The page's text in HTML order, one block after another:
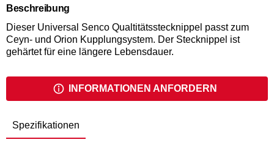
Beschreibung
Dieser Universal Senco Qualtitätsstecknippel passt zum
Ceyn- und Orion Kupplungsystem. Der Stecknippel ist
gehärtet für eine längere Lebensdauer.
INFORMATIONEN ANFORDERN
Spezifikationen